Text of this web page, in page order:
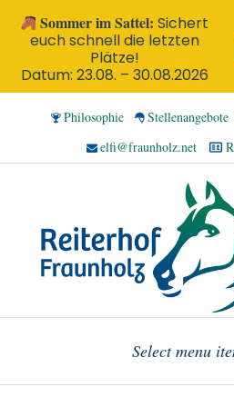
Philosophie Stellenangebote
elfi@fraunholz.net
Select menu
Sommer im Sattel:Sichert
euch schnell die letzten
Plätze!
Datum: 23.08. – 30.08.2026